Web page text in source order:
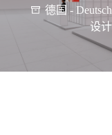
德国 -
设